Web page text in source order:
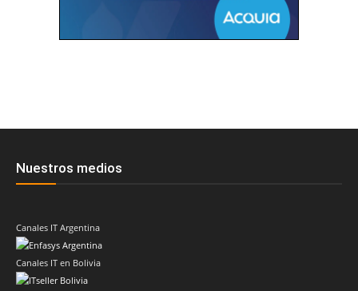
Nuestros medios
Canales IT Argentina
Canales IT en Bolivia